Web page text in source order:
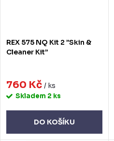
REX 575 NQ Kit 2 ”Skin &
Cleaner Kit”
760 Kč / ks
Skladem 2 ks
DO KOŠÍKU